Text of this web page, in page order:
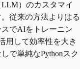
）のカスタマイ
従来の方法よりはる
でAIをトレーニン
用して効率性を大き
で単純なPythonスク